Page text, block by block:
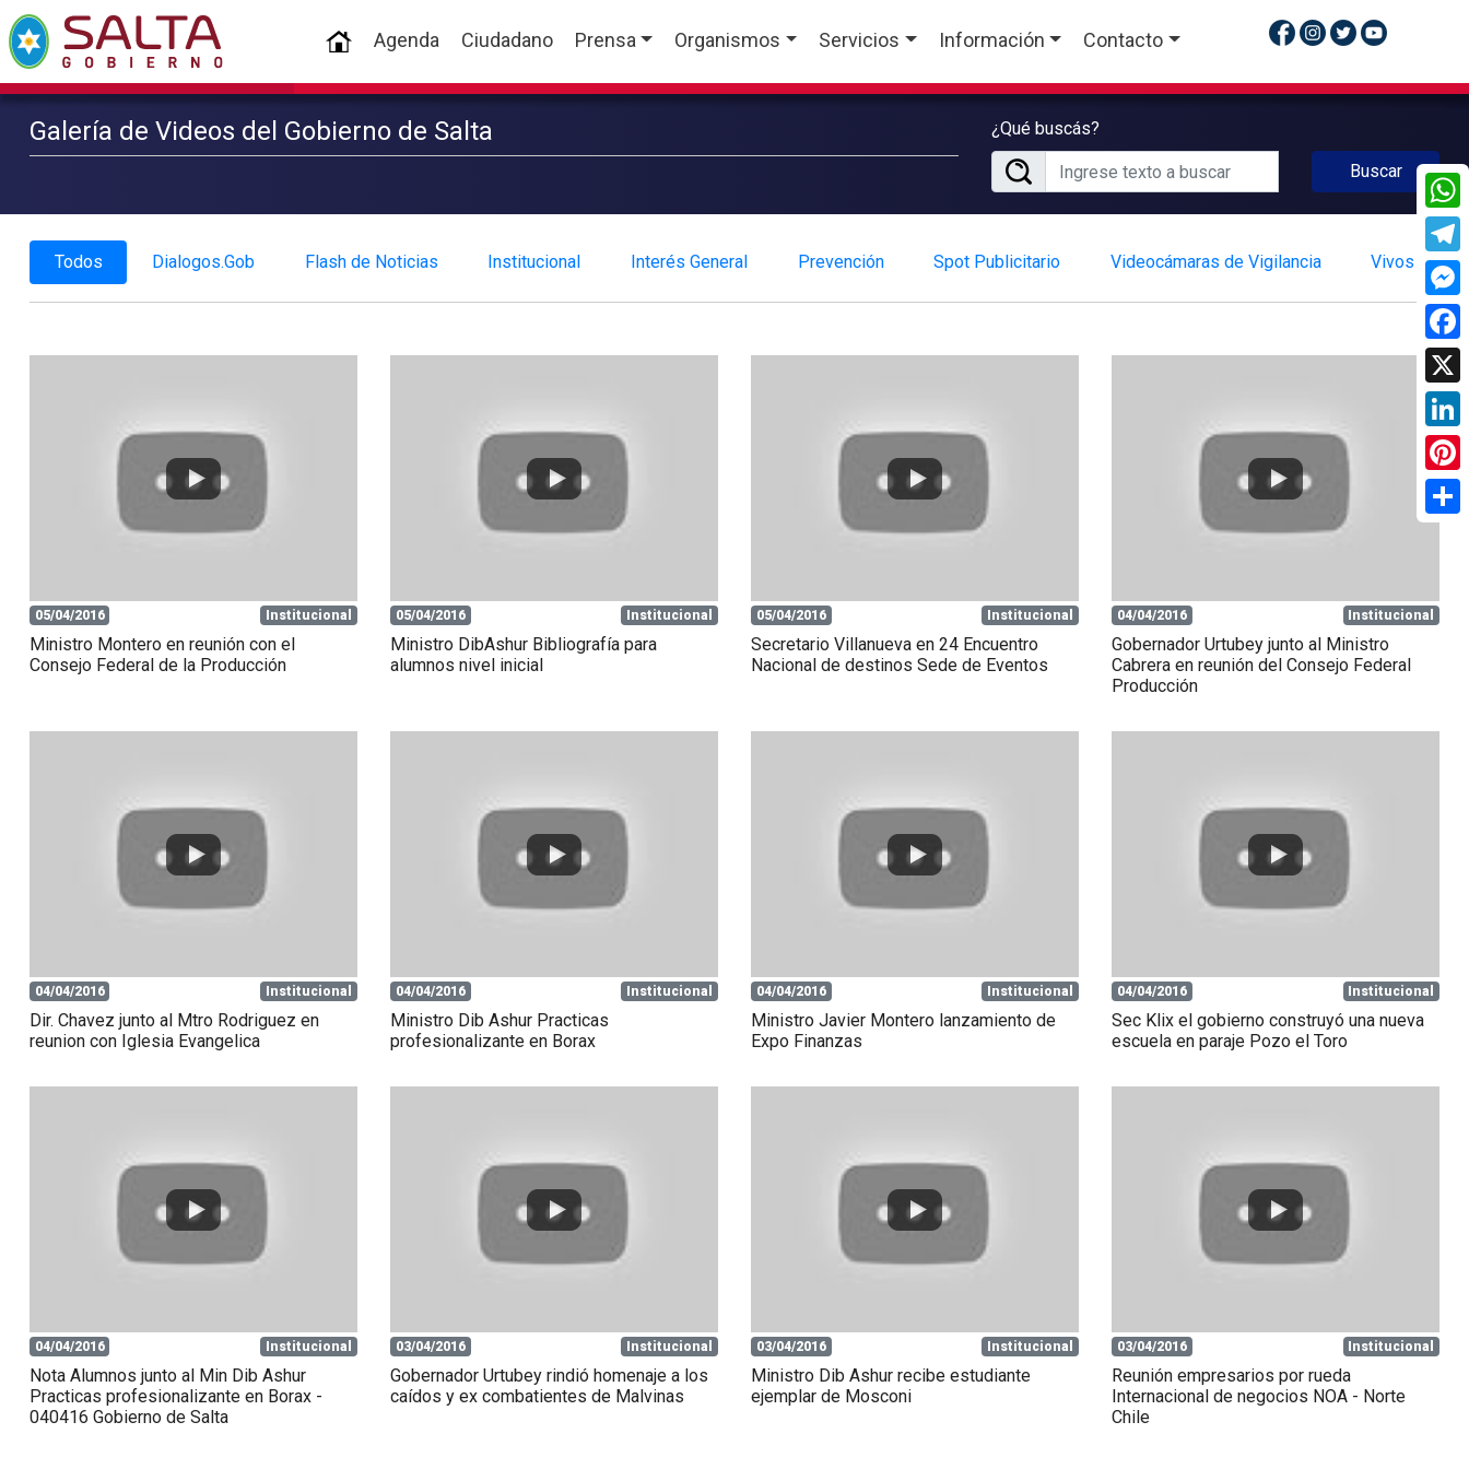
(current)
Agenda Ciudadano Prensa Organismos Servicios Información Contacto
Galería de Videos del Gobierno de Salta ¿Qué buscás?
Buscar
Todos Dialogos.Gob Flash de Noticias Institucional Interés General Prevención Spot Publicitario Videocámaras de Vigilancia Vivos
05/04/2016 Institucional
Ministro Montero en reunión con el
Consejo Federal de la Producción
05/04/2016 Institucional
Ministro DibAshur Bibliografía para
alumnos nivel inicial
05/04/2016 Institucional
Secretario Villanueva en 24 Encuentro
Nacional de destinos Sede de Eventos
04/04/2016 Institucional
Gobernador Urtubey junto al Ministro
Cabrera en reunión del Consejo Federal
Producción
04/04/2016 Institucional
Dir. Chavez junto al Mtro Rodriguez en
reunion con Iglesia Evangelica
04/04/2016 Institucional
Ministro Dib Ashur Practicas
profesionalizante en Borax
04/04/2016 Institucional
Ministro Javier Montero lanzamiento de
Expo Finanzas
04/04/2016 Institucional
Sec Klix el gobierno construyó una nueva
escuela en paraje Pozo el Toro
04/04/2016 Institucional
Nota Alumnos junto al Min Dib Ashur
Practicas profesionalizante en Borax -
040416 Gobierno de Salta
03/04/2016 Institucional
Gobernador Urtubey rindió homenaje a los
caídos y ex combatientes de Malvinas
03/04/2016 Institucional
Ministro Dib Ashur recibe estudiante
ejemplar de Mosconi
03/04/2016 Institucional
Reunión empresarios por rueda
Internacional de negocios NOA - Norte
Chile
X